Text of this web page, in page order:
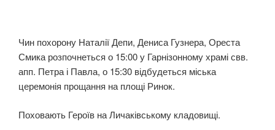
Чин похорону Наталії Депи, Дениса Гузнера, Ореста
Смика розпочнеться о 15:00 у Гарнізонному храмі свв.
апп. Петра і Павла, о 15:30 відбудеться міська
церемонія прощання на площі Ринок.
Поховають Героїв на Личаківському кладовищі.